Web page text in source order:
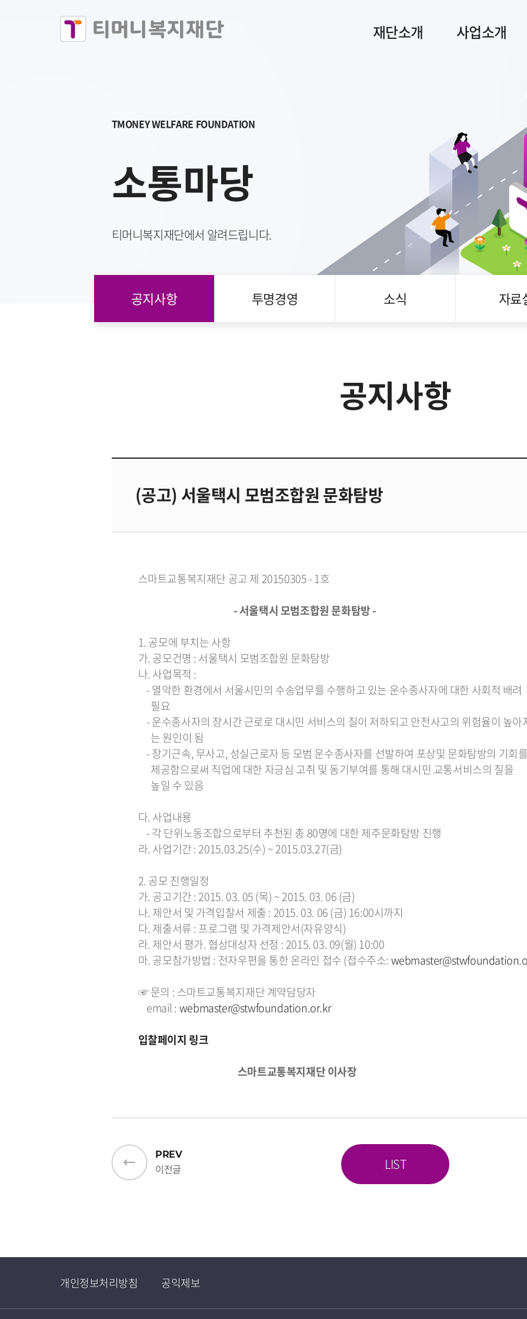
재단소개 사업소개
TMONEY WELFARE FOUNDATION
소통마당
티머니복지재단에서 알려드립니다.
공지사항 투명경영 소식 자료
공지사항
(공고) 서울택시 모범조합원 문화탐방
스마트교통복지재단 공고 제 20150305 - 1호
- 서울택시 모범조합원 문화탐방 -
1. 공모에 부치는 사항
가. 공모건명 : 서울택시 모범조합원 문화탐방
나. 사업목적 :
- 열악한 환경에서 서울시민의 수송업무를 수행하고 있는 운수종사자에 대한 사회적 배려
필요
- 운수종사자의 장시간 근로로 대시민 서비스의 질이 저하되고 안전사고의 위험율이 높아
는 원인이 됨
- 장기근속, 무사고, 성실근로자 등 모범 운수종사자를 선발하여 포상및 문화탐방의 기회를
제공함으로써 직업에 대한 자긍심 고취 및 동기부여를 통해 대시민 교통서비스의 질을
높일 수 있음
다. 사업내용
- 각 단위노동조합으로부터 추천된 총 80명에 대한 제주문화탐방 진행
라. 사업기간 : 2015.03.25(수) ~ 2015.03.27(금)
2. 공모 진행일정
가. 공고기간 : 2015. 03. 05 (목) ~ 2015. 03. 06 (금)
나. 제안서 및 가격입찰서 제출 : 2015. 03. 06 (금) 16:00시까지
다. 제출서류 : 프로그램 및 가격제안서(자유양식)
라. 제안서 평가. 협상대상자 선정 : 2015. 03. 09(월) 10:00
마. 공모참가방법 : 전자우편을 통한 온라인 접수 (접수주소:
☞ 문의 : 스마트교통복지재단 계약담당자
email : webmaster@stwfoundation.or.kr
입찰페이지 링크
스마트교통복지재단 이사장
PREV
이전글 LIST
개인정보처리방침 공익제보